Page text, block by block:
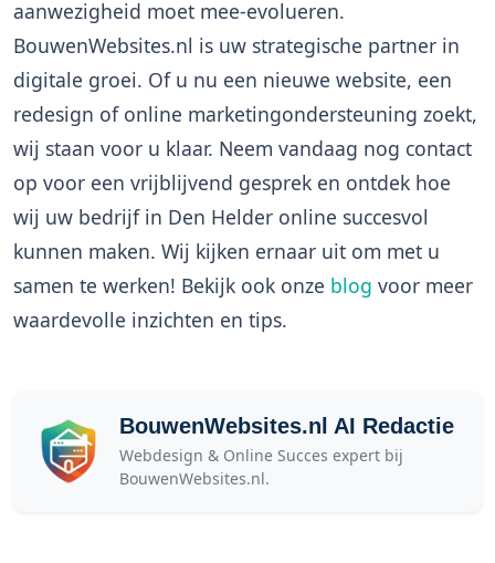
aanwezigheid moet mee-evolueren.
BouwenWebsites.nl is uw strategische partner in
digitale groei. Of u nu een nieuwe website, een
redesign of online marketingondersteuning zoekt,
wij staan voor u klaar. Neem vandaag nog contact
op voor een vrijblijvend gesprek en ontdek hoe
wij uw bedrijf in Den Helder online succesvol
kunnen maken. Wij kijken ernaar uit om met u
samen te werken! Bekijk ook onze blog voor meer
waardevolle inzichten en tips.
BouwenWebsites.nl AI Redactie
Webdesign & Online Succes expert bij
BouwenWebsites.nl.